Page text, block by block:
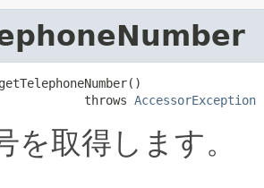
throws
AccessorException
を取得します。